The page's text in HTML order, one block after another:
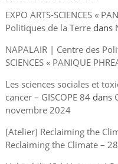
EXPO ARTS-SCIENCES «
Politiques de la Terredans
NAPALAIR | Centre des
SCIENCES « PANIQUE
Les sciences sociales et
cancer – GISCOPE 84dans
novembre 2024
[Atelier] Reclaiming the
Reclaiming the Climate –